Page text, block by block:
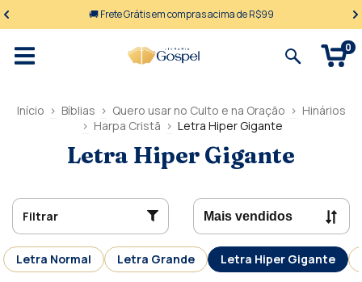
🚚 Frete Grátis em compras acima de R$99
0
Início > Bíblias > Quero usar no Culto e na Oração > Hinários
> Harpa Cristã > Letra Hiper Gigante
Letra Hiper Gigante
Filtrar
Letra Normal Letra Grande Letra Hiper Gigante